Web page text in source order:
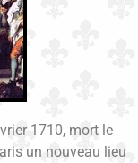
1710, mort le
un nouveau lieu